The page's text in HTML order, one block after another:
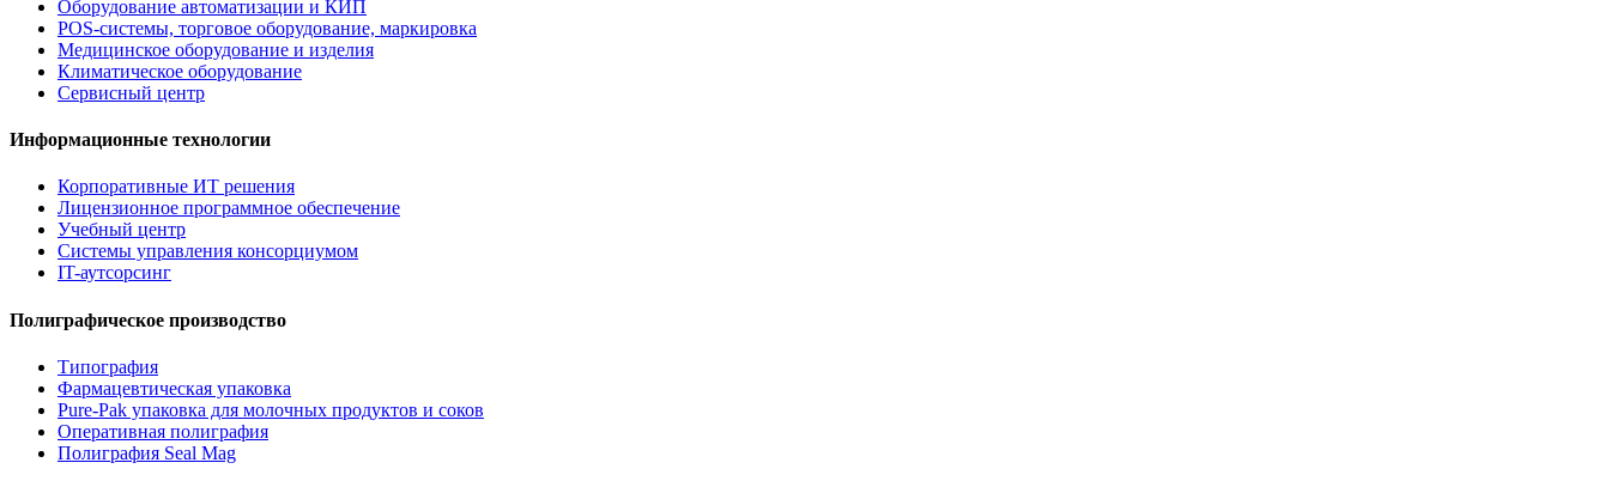
Оборудование автоматизации и КИП
POS-системы, торговое оборудование, маркировка
Медицинское оборудование и изделия
Климатическое оборудование
Сервисный центр
Информационные технологии
Корпоративные ИТ решения
Лицензионное программное обеспечение
Учебный центр
Системы управления консорциумом
IT-аутсорсинг
Полиграфическое производство
Типография
Фармацевтическая упаковка
Pure-Pak упаковка для молочных продуктов и соков
Оперативная полиграфия
Полиграфия Seal Mag